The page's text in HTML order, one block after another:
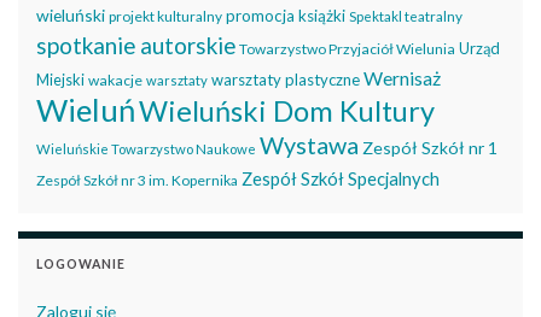
wieluński projekt kulturalny promocja książki Spektakl teatralny
spotkanie autorskie Towarzystwo Przyjaciół Wielunia Urząd
Miejski wakacje warsztaty warsztaty plastyczneWernisaż
WieluńWieluński Dom Kultury
Wieluńskie Towarzystwo Naukowe Wystawa Zespół Szkół nr 1
Zespół Szkół nr 3 im. Kopernika Zespół Szkół Specjalnych
LOGOWANIE
Zaloguj się